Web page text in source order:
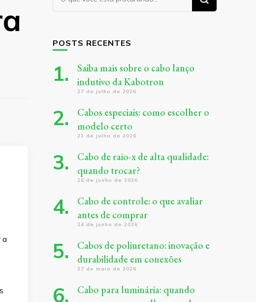
a
algo?
POSTS RECENTES
Saiba mais sobre o cabo lanço
indutivo da Kabotron
27 de julho de 2026
Cabos especiais: como escolher o
modelo certo
21 de julho de 2026
Cabo de raio-x de alta qualidade:
quando trocar?
26 de junho de 2026
Cabo de controle: o que avaliar
antes de comprar
24 de junho de 2026
Cabos de poliuretano: inovação e
durabilidade em conexões
27 de maio de 2026
Cabo para luminária: quando